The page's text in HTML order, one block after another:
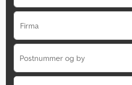
Firma
Postnummer og by